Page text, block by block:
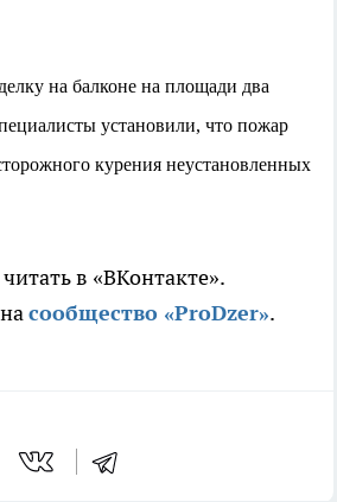
на балконе на площади два
установили, что пожар
курения неустановленных
в «ВКонтакте».
сообщество «ProDzer».